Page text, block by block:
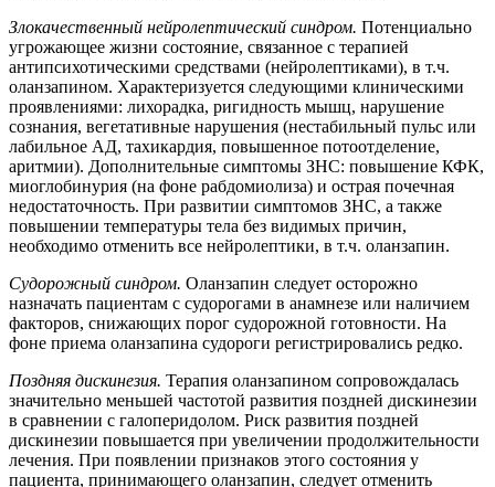
Злокачественный нейролептический синдром. Потенциально
угрожающее жизни состояние, связанное с терапией
антипсихотическими средствами (нейролептиками), в т.ч.
оланзапином. Характеризуется следующими клиническими
проявлениями: лихорадка, ригидность мышц, нарушение
сознания, вегетативные нарушения (нестабильный пульс или
лабильное АД, тахикардия, повышенное потоотделение,
аритмии). Дополнительные симптомы ЗНС: повышение КФК,
миоглобинурия (на фоне рабдомиолиза) и острая почечная
недостаточность. При развитии симптомов ЗНС, а также
повышении температуры тела без видимых причин,
необходимо отменить все нейролептики, в т.ч. оланзапин.
Судорожный синдром. Оланзапин следует осторожно
назначать пациентам с судорогами в анамнезе или наличием
факторов, снижающих порог судорожной готовности. На
фоне приема оланзапина судороги регистрировались редко.
Поздняя дискинезия. Терапия оланзапином сопровождалась
значительно меньшей частотой развития поздней дискинезии
в сравнении с галоперидолом. Риск развития поздней
дискинезии повышается при увеличении продолжительности
лечения. При появлении признаков этого состояния у
пациента, принимающего оланзапин, следует отменить